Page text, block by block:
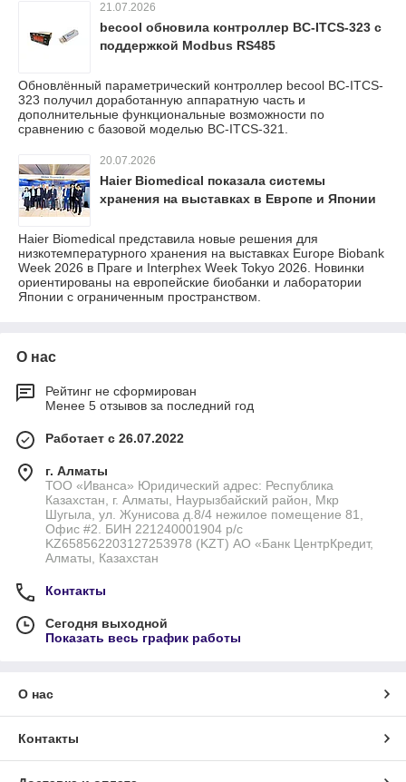
21.07.2026
becool обновила контроллер BC-ITCS-323 с
поддержкой Modbus RS485
Обновлённый параметрический контроллер becool BC-ITCS-
323 получил доработанную аппаратную часть и
дополнительные функциональные возможности по
сравнению с базовой моделью BC-ITCS-321.
20.07.2026
Haier Biomedical показала системы
хранения на выставках в Европе и Японии
Haier Biomedical представила новые решения для
низкотемпературного хранения на выставках Europe Biobank
Week 2026 в Праге и Interphex Week Tokyo 2026. Новинки
ориентированы на европейские биобанки и лаборатории
Японии с ограниченным пространством.
О нас
Рейтинг не сформирован
Менее 5 отзывов за последний год
Работает с 26.07.2022
г. Алматы
ТОО «Иванса» Юридический адрес: Республика
Казахстан, г. Алматы, Наурызбайский район, Мкр
Шугыла, ул. Жунисова д.8/4 нежилое помещение 81,
Офис #2. БИН 221240001904 р/с
KZ658562203127253978 (KZT) АО «Банк ЦентрКредит,
Алматы, Казахстан
Контакты
Сегодня выходной
Показать весь график работы
О нас
Контакты